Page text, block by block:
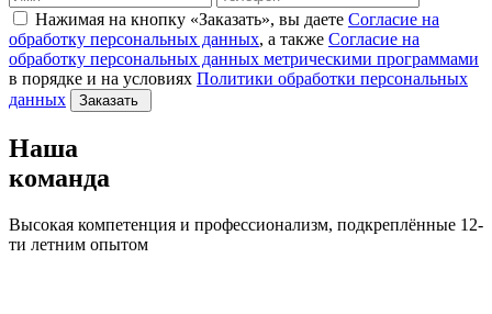
Нажимая на кнопку «Заказать», вы даете Согласие на
обработку персональных данных, а также Согласие на
обработку персональных данных метрическими программами
в порядке и на условиях Политики обработки персональных
данных
Заказать
Наша
команда
Высокая компетенция и профессионализм, подкреплённые 12-
ти летним опытом